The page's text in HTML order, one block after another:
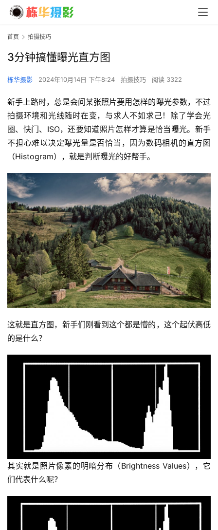
首页 拍摄技巧
3分钟搞懂曝光直方图
栋华摄影 2024年10月14日 下午8:24 拍摄技巧 阅读 3322
新手上路时，总是会问某张照片要用怎样的曝光参数，不过
拍摄环境和光线随时在变，与求人不如求己！除了学会光
圈、快门、ISO，还要知道照片怎样才算是恰当曝光。新手
不担心难以决定曝光量是否恰当，因为数码相机的直方图
（Histogram），就是判断曝光的好帮手。
这就是直方图，新手们刚看到这个都是懵的，这个起伏高低
的是什么？
其实就是照片像素的明暗分布（Brightness Values），它
们代表什么呢？